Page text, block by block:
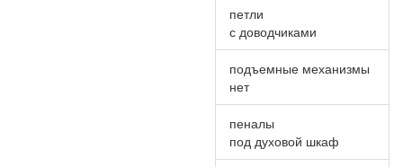
петли
с доводчиками
подъемные механизмы
нет
пеналы
под духовой шкаф